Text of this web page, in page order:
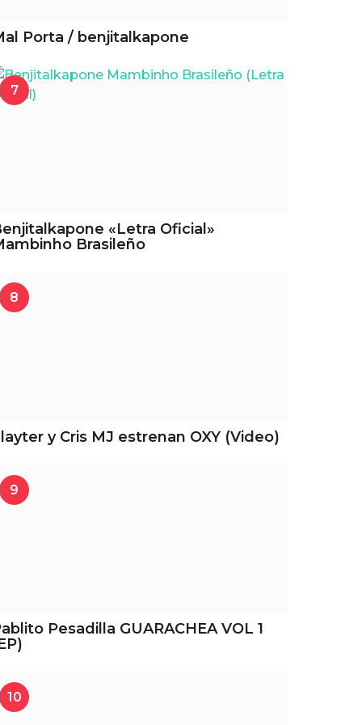
Porta / benjitalkapone
7
«Letra Oficial»
Brasileño
8
y Cris MJ estrenan OXY (Video)
9
Pesadilla GUARACHEA VOL 1
10